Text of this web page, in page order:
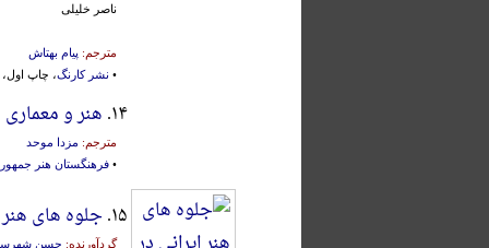
ناصر خلیلی
مترجم: پیام بهتاش
• نشر کارنگ، چاپ اول، تهران،
۱۴. هنر و
مترجم: مزدا موحد
• فرهنگستان هنر
۱۵. جلوه های هنر
گردآورنده: حسن